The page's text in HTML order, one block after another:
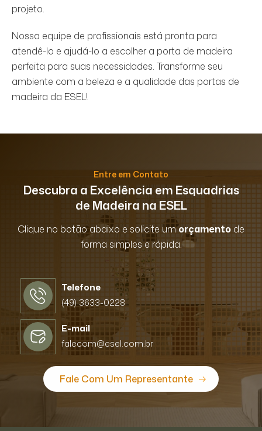
projeto.
Nossa equipe de profissionais está pronta para
atendê-lo e ajudá-lo a escolher a porta de madeira
perfeita para suas necessidades. Transforme seu
ambiente com a beleza e a qualidade das portas de
madeira da ESEL!
Entre em Contato
Descubra a Excelência em Esquadrias
de Madeira na ESEL
Clique no botão abaixo e solicite umorçamentode
forma simples e rápida.
Telefone
(49) 3633-0228
E-mail
falecom@esel.com.br
Fale Com Um Representante